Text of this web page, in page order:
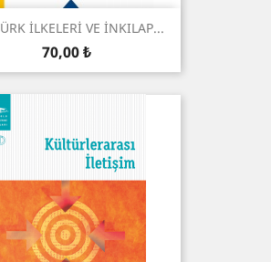
İLKELERİ VE İNKILAP...
Prix
70,00 ₺